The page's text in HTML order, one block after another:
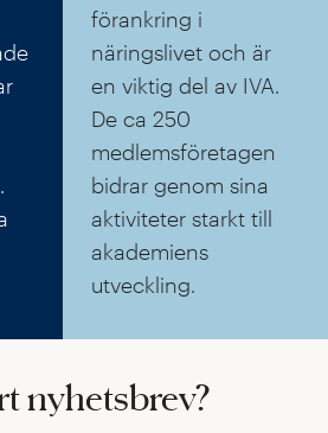
förankring i
näringslivet och är
en viktig del av IVA.
De ca 250
medlemsföretagen
bidrar genom sina
aktiviteter starkt till
akademiens
utveckling.
nyhetsbrev?